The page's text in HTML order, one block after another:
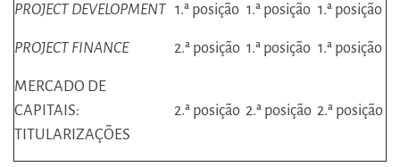
PROJECT DEVELOPMENT 1.ª posição 1.ª posição 1.ª posição
PROJECT FINANCE 2.ª posição 1.ª posição 1.ª posição
MERCADO DE
CAPITAIS:
TITULARIZAÇÕES
2.ª posição 2.ª posição 2.ª posição